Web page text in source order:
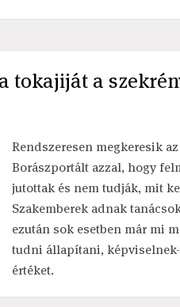
tokajiját a
Rendszeresen megkeresik
Borászportált azzal, hogy
jutottak és nem tudják, mit
Szakemberek adnak
ezután sok esetben már mi
tudni állapítani,
értéket.